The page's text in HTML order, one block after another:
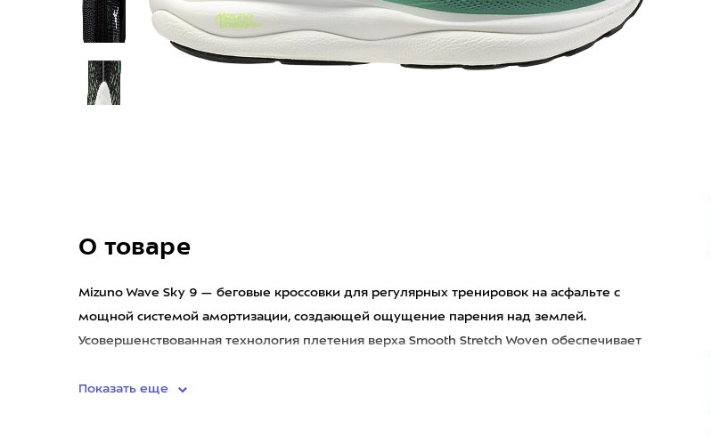
О товаре
Mizuno Wave Sky 9 — беговые кроссовки для регулярных тренировок на асфальте с
мощной системой амортизации, создающей ощущение парения над землей.
Усовершенствованная технология плетения верха Smooth Stretch Woven обеспечивает
Показать еще